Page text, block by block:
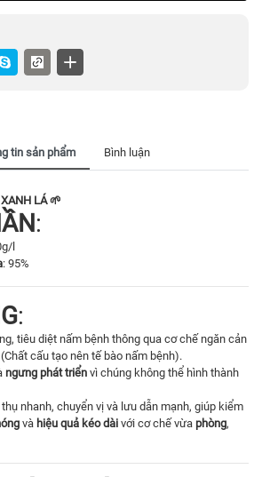
tin sản phẩm Bình luận
LÁ 🌱
:
l
: 95%
:
tiêu diệt nấm bệnh thông qua cơ chế ngăn cản
(Chất cấu tạo nên tế bào nấm bệnh).
ngưng phát triển vì chúng không thể hình thành
nhanh, chuyển vị và lưu dẫn mạnh, giúp kiểm
và hiệu quả kéo dài với cơ chế vừa phòng,